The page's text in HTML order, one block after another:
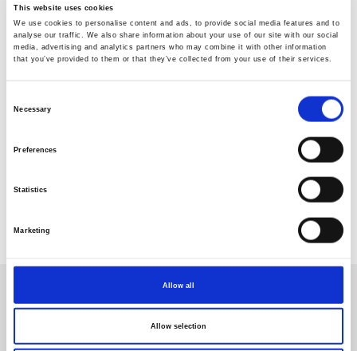
This website uses cookies
We use cookies to personalise content and ads, to provide social media features and to
analyse our traffic. We also share information about your use of our site with our social
media, advertising and analytics partners who may combine it with other information
that you’ve provided to them or that they’ve collected from your use of their services.
Necessary
Preferences
Statistics
Marketing
Allow all
Allow selection
tem uns resultados excelentes. Muito fácil de fazer. A
ideia não é passar fome mas sim mudar os nossos
hábitos alimentares. Fiquei plenamente satisfeita.”
Emagrecimento - Júlio
CASOS CLÍNICOS